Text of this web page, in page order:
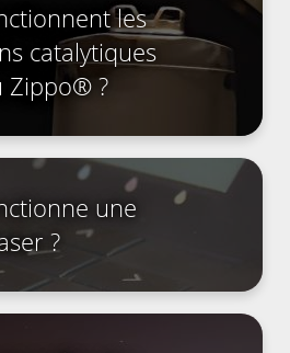
les
catalytiques
Zippo® ?
une
?